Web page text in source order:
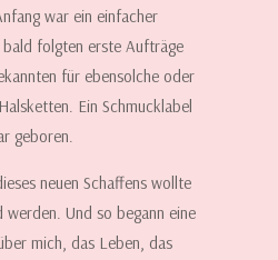
war ein einfacher
bald folgten erste Aufträge
für ebensolche oder
Ein Schmucklabel
geboren.
neuen Schaffens wollte
werden. Und so begann eine
mich, das Leben, das